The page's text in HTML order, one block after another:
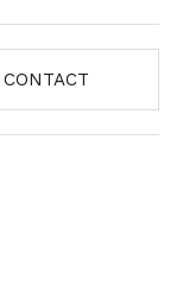
CONTACT